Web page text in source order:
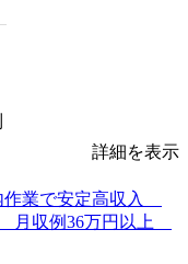
詳細を表示